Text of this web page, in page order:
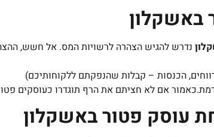
באשקלון
נדרש להגיש הצהרה לרשויות המס. אל חשש,
הכנסות – קבלות שהנפקתם ללקוחותיכם)
אם לא חציתם את הרף תוגדרו כעוסקים
עוסק פטור באשקלון